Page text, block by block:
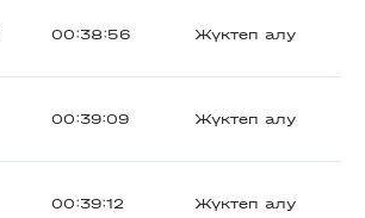
00:38:56 Жүктеп алу
00:39:09 Жүктеп алу
00:39:12 Жүктеп алу